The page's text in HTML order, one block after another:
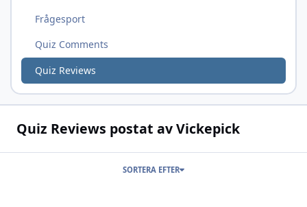
Frågesport
Quiz Comments
Quiz Reviews
Quiz Reviews postat av Vickepick
SORTERA EFTER